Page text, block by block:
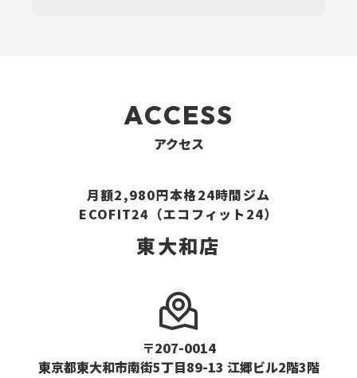
ACCESS
アクセス
月額2,980円本格24時間ジム
ECOFIT24（エコフィット24）
東大和店
〒207-0014
東京都東大和市南街5丁目89-13 江郷ビル2階3階